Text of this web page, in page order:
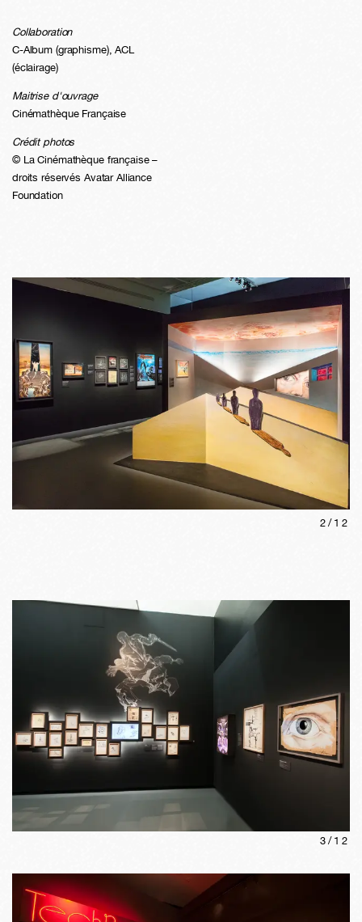
Collaboration
C-Album (graphisme), ACL
(éclairage)
Maitrise d'ouvrage
Cinémathèque Française
Crédit photos
© La Cinémathèque française –
droits réservés Avatar Alliance
Foundation
2/ 12
3/ 12